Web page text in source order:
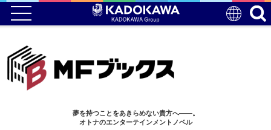
夢を持つことをあきらめない貴方へ——。
オトナのエンターテインメントノベル